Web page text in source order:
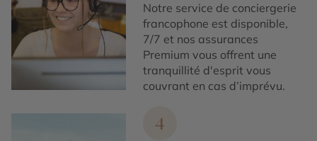
Notre service de conciergerie
francophone est disponible,
7/7 et nos assurances
Premium vous offrent une
tranquillité d'esprit vous
couvrant en cas d’imprévu.
4